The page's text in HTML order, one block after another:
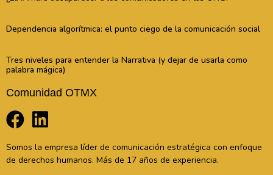
Dependencia algorítmica: el punto ciego de la comunicación social
Tres niveles para entender la Narrativa (y dejar de usarla como
palabra mágica)
Comunidad OTMX
Somos la empresa líder de comunicación estratégica con enfoque
de derechos humanos. Más de 17 años de experiencia.